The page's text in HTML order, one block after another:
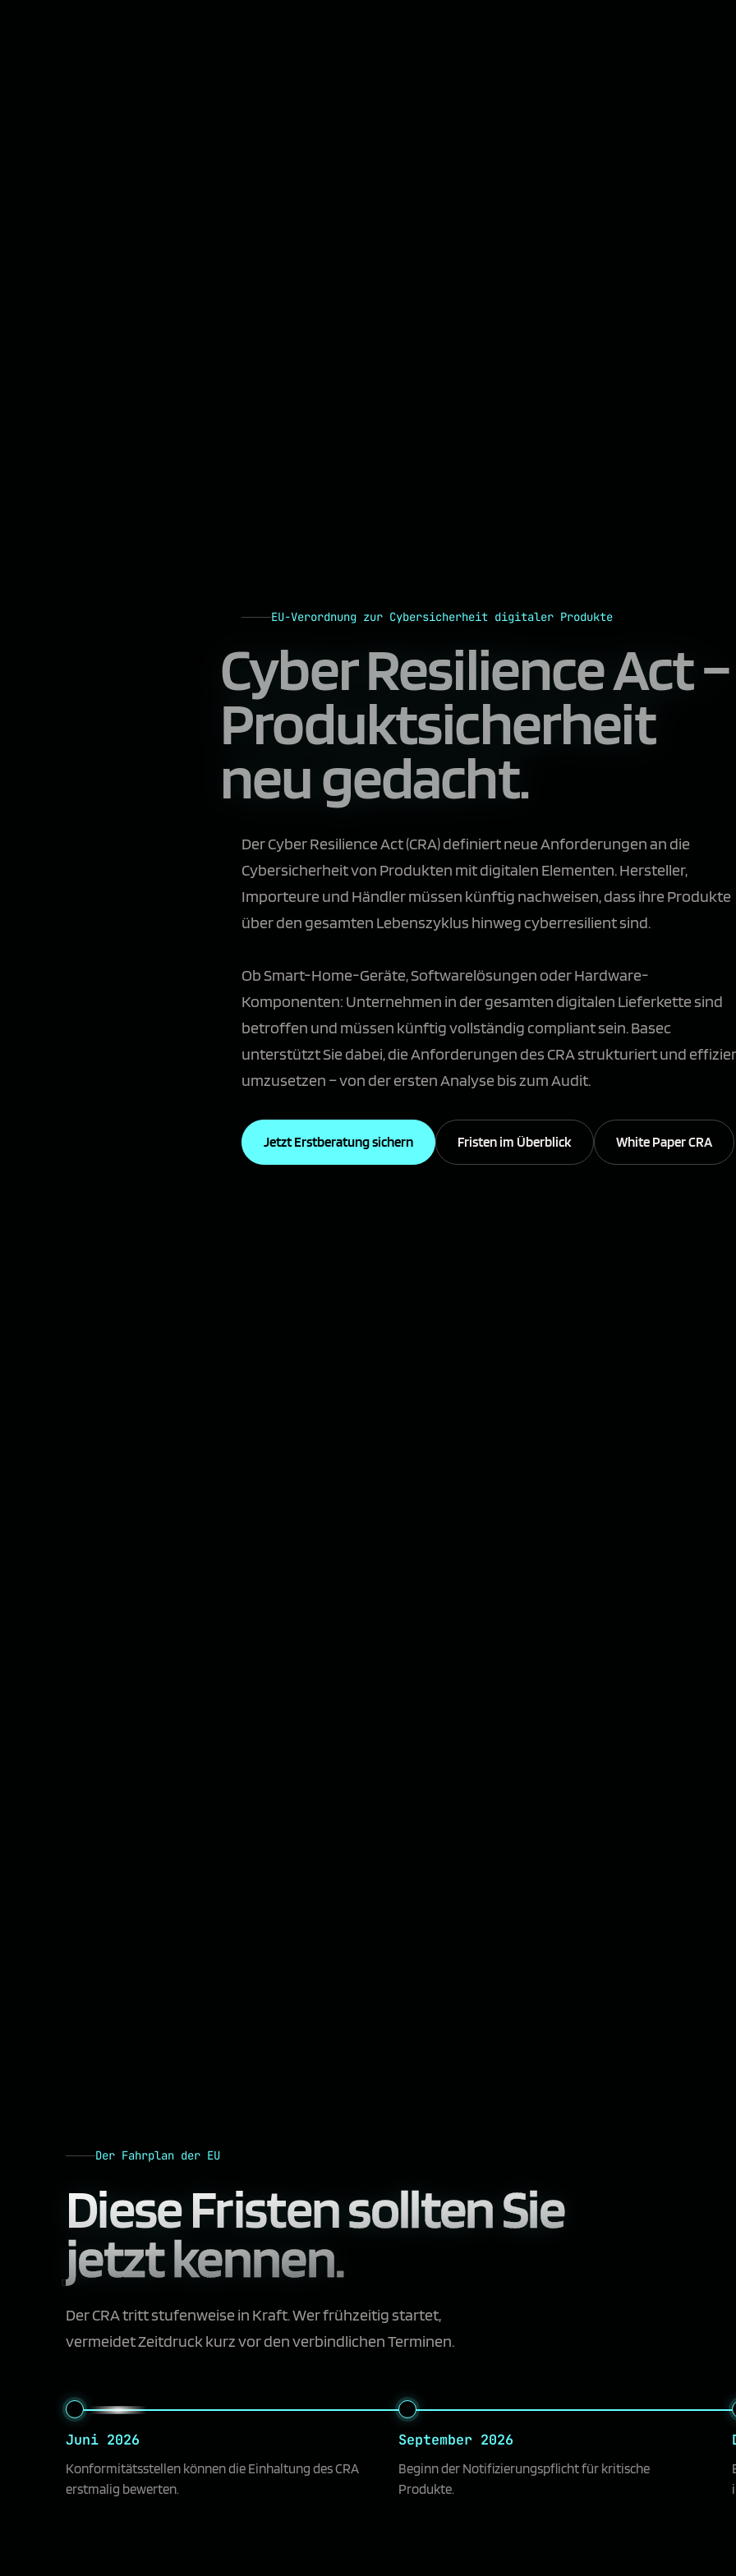
EU-Verordnung zur Cybersicherheit digitaler Produkte
Cyber Resilience Act –
Produktsicherheit
neu gedacht.
Der Cyber Resilience Act (CRA) definiert neue Anforderungen an die
Cybersicherheit von Produkten mit digitalen Elementen. Hersteller,
Importeure und Händler müssen künftig nachweisen, dass ihre Produkte
über den gesamten Lebenszyklus hinweg cyberresilient sind.
Ob Smart-Home-Geräte, Softwarelösungen oder Hardware-
Komponenten: Unternehmen in der gesamten digitalen Lieferkette sind
betroffen und müssen künftig vollständig compliant sein. Basec
unterstützt Sie dabei, die Anforderungen des CRA strukturiert und
umzusetzen – von der ersten Analyse bis zum Audit.
Jetzt Erstberatung sichern Fristen im Überblick White Paper CRA
Der Fahrplan der EU
Diese Fristensollten Sie
jetzt kennen.
Der CRA tritt stufenweise in Kraft. Wer frühzeitig startet,
vermeidet Zeitdruck kurz vor den verbindlichen Terminen.
Juni 2026
Konformitätsstellen können die Einhaltung des CRA
erstmalig bewerten.
September 2026
Beginn der Notifizierungspflicht für kritische
Produkte.